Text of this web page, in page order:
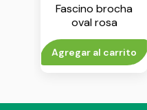
Fascino brocha
oval rosa
Agregar al carrito